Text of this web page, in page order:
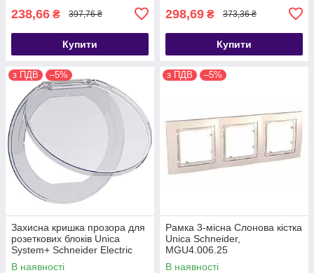
238,66 ₴ 397,76 ₴
Купити
298,69 ₴ 373,36 ₴
Купити
з ПДВ –5%
Захисна кришка прозора для
розеткових блоків Unica
System+ Schneider Electric
INS44031
В наявності
з ПДВ –5%
Рамка 3-місна Слонова кістка
Unica Schneider,
MGU4.006.25
В наявності